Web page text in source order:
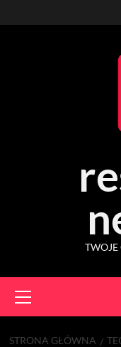
to
Menu
STRONA GŁÓWNA